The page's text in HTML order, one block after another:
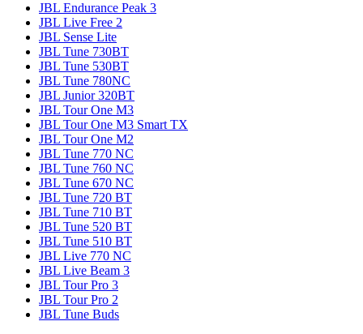
JBL Endurance Peak 3
JBL Live Free 2
JBL Sense Lite
JBL Tune 730BT
JBL Tune 530BT
JBL Tune 780NC
JBL Junior 320BT
JBL Tour One M3
JBL Tour One M3 Smart TX
JBL Tour One M2
JBL Tune 770 NC
JBL Tune 760 NC
JBL Tune 670 NC
JBL Tune 720 BT
JBL Tune 710 BT
JBL Tune 520 BT
JBL Tune 510 BT
JBL Live 770 NC
JBL Live Beam 3
JBL Tour Pro 3
JBL Tour Pro 2
JBL Tune Buds